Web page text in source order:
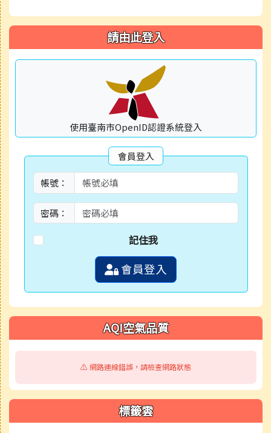
請由此登入
使用臺南市OpenID認證系統登入
會員登入
帳號：
密碼：
記住我
會員登入
AQI空氣品質
⚠️ 網路連線錯誤，請檢查網路狀態
標籤雲